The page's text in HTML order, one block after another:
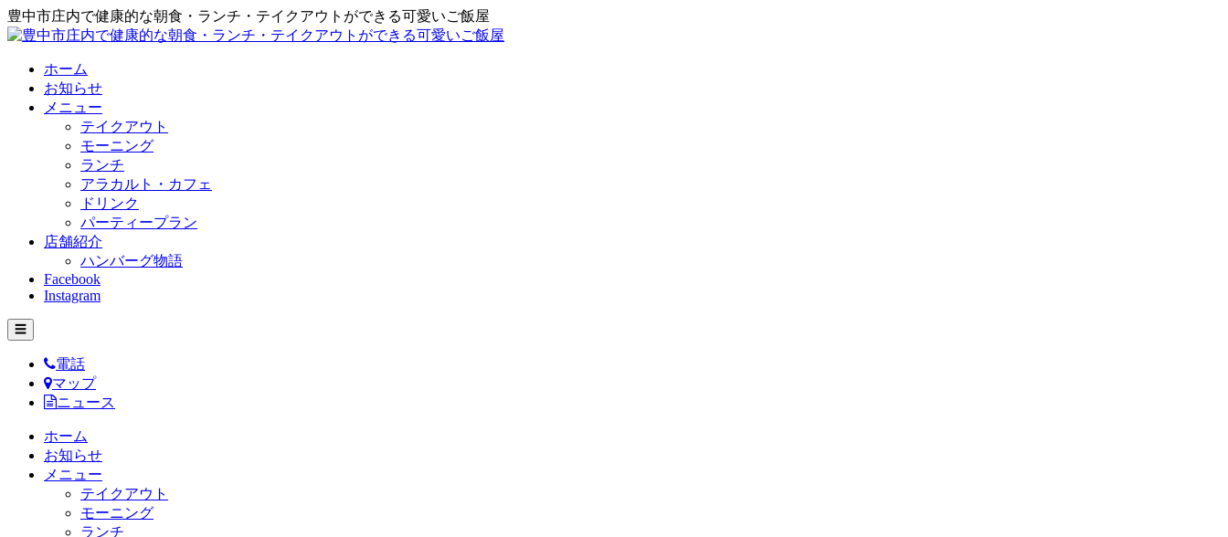
豊中市庄内で健康的な朝食・ランチ・テイクアウトができる可愛いご飯屋
ホーム
お知らせ
メニュー
テイクアウト
モーニング
ランチ
アラカルト・カフェ
ドリンク
パーティープラン
店舗紹介
ハンバーグ物語
Facebook
Instagram
☰
電話
マップ
ニュース
ホーム
お知らせ
メニュー
テイクアウト
モーニング
ランチ